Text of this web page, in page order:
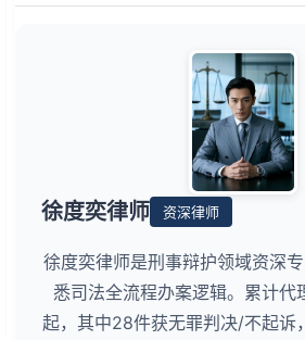
徐度奕律师 资深律师
徐度奕律师是刑事辩护领域资深
悉司法全流程办案逻辑。累计
起，其中28件获无罪判决/不起诉